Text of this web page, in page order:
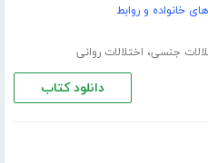
خانواده و روابط
جنسی، اختلالات روانی
دانلود کتاب